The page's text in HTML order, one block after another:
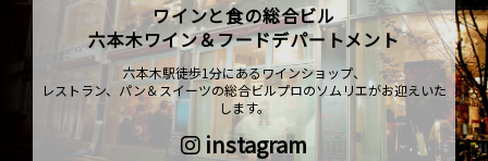
ワインと食の総合ビル
六本木ワイン＆フードデパートメント
六本木駅徒歩1分にあるワインショップ、
レストラン、パン＆スイーツの総合ビルプロのソムリエがお迎えいた
します。
instagram